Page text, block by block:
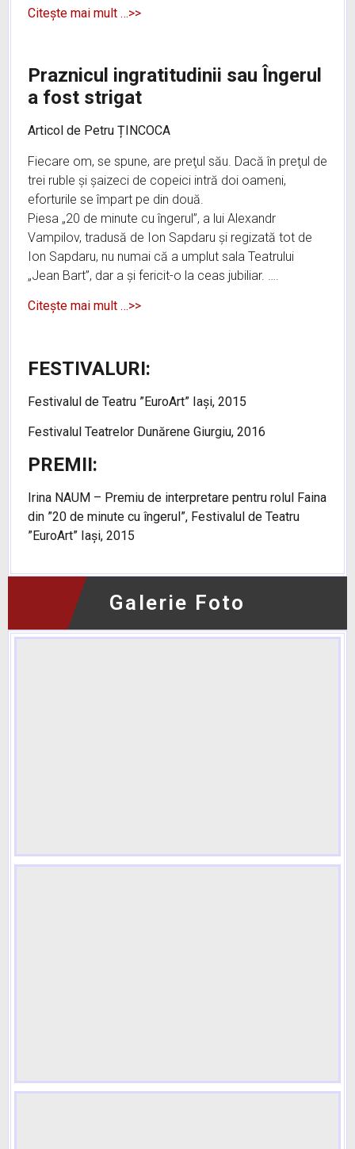
Citește mai mult …>>
Praznicul ingratitudinii sau Îngerul
a fost strigat
Articol de Petru ȚINCOCA
Fiecare om, se spune, are preţul său. Dacă în preţul de
trei ruble şi şaizeci de copeici intră doi oameni,
eforturile se împart pe din două.
Piesa „20 de minute cu îngerul”, a lui Alexandr
Vampilov, tradusă de Ion Sapdaru şi regizată tot de
Ion Sapdaru, nu numai că a umplut sala Teatrului
„Jean Bart”, dar a şi fericit-o la ceas jubiliar. ….
Citește mai mult …>>
FESTIVALURI:
Festivalul de Teatru ”EuroArt” Iași, 2015
Festivalul Teatrelor Dunărene Giurgiu, 2016
PREMII:
Irina NAUM – Premiu de interpretare pentru rolul Faina
din ”20 de minute cu îngerul”, Festivalul de Teatru
”EuroArt” Iași, 2015
Galerie Foto